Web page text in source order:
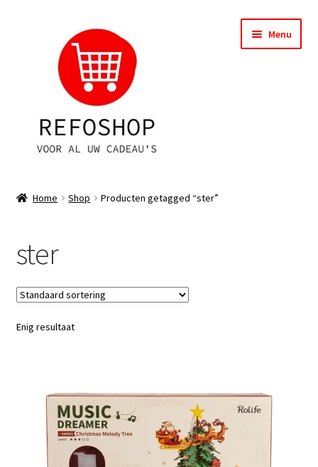
navigatie
Menu
Assortiment
Account
Nieuws
Retour
Home Shop Producten getagged “ster”
ster
Enig resultaat